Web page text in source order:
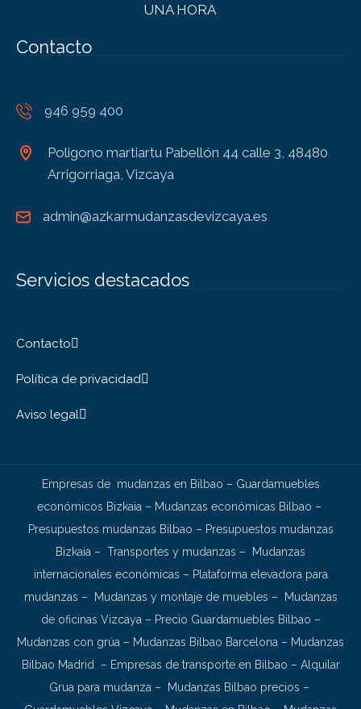
UNA HORA
Contacto
946 959 400
Poligono martiartu Pabellón 44 calle 3, 48480
Arrigorriaga, Vizcaya
admin@azkarmudanzasdevizcaya.es
Servicios destacados
Contacto
Política de privacidad
Aviso legal
Empresas de mudanzas en Bilbao – Guardamuebles
económicos Bizkaia – Mudanzas económicas Bilbao –
Presupuestos mudanzas Bilbao – Presupuestos mudanzas
Bizkaia – Transportes y mudanzas –
Mudanzas
internacionales económicas – Plataforma elevadora para
mudanzas – Mudanzas y montaje de muebles –
Mudanzas
de oficinas Vizcaya – Precio Guardamuebles Bilbao –
Mudanzas con grúa – Mudanzas Bilbao Barcelona – Mudanzas
Bilbao Madrid – Empresas de transporte en Bilbao – Alquilar
Grua para mudanza – Mudanzas Bilbao precios –